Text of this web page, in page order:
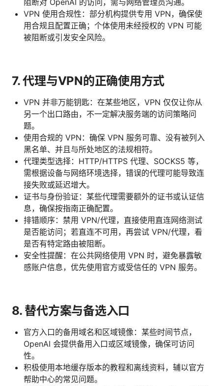
VPN 使用合规性：部分机构提供专用 VPN，确保使
用合规且配置正确；个体使用未经授权的 VPN 可能
被阻断或引发安全风险。
7. 代理与VPN的正确使用方式
VPN 并非万能钥匙：在某些地区，VPN 仅仅让你从
另一个出口路由，不一定解决服务端的访问策略问
题。
使用合规的 VPN：确保 VPN 服务可靠、没有被列入
黑名单、并且与所处地区的法规相符。
代理类型选择：HTTP/HTTPS 代理、SOCKS5 等，
需根据设备与网络环境选择，错误的代理可能导致连
接失败或延迟增大。
证书与身份验证：某些代理需要额外的证书或认证信
息，确保按指南正确配置。
排错顺序：禁用 VPN/代理，直接使用直连网络测试
是否能访问；若直连不可用，再尝试 VPN/代理，看
是否有特定路由被阻断。
安全性提醒：在公共网络使用 VPN 时，避免暴露敏
感账户信息，优先使用官方或受信任的 VPN 服务。
8. 替代方案与备选入口
官方入口的备用域名和区域镜像：某些时间节点，
OpenAI 会提供备用入口或区域镜像，确保可访问
性。
积极使用本地缓存版本的教程和离线资料，辅以官方
帮助中心的常见问题。